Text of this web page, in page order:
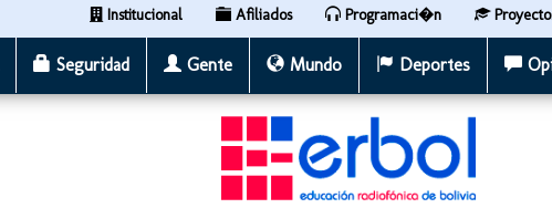
Institucional Afiliados Programaci�n
Seguridad Gente Mundo Deportes